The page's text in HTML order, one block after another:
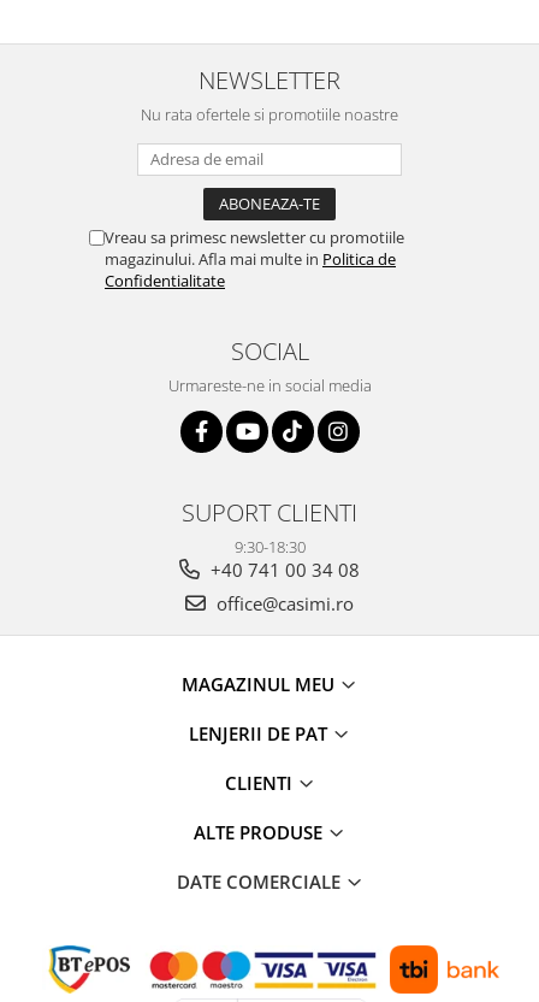
NEWSLETTER
Nu rata ofertele si promotiile noastre
Vreau sa primesc newsletter cu promotiile
magazinului. Afla mai multe in Politica de
Confidentialitate
SOCIAL
Urmareste-ne in social media
SUPORT CLIENTI
9:30-18:30
+40 741 00 34 08
office@casimi.ro
MAGAZINUL MEU
LENJERII DE PAT
CLIENTI
ALTE PRODUSE
DATE COMERCIALE